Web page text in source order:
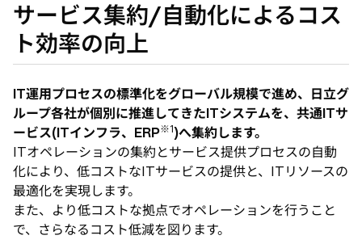
サービス集約/自動化によるコス
ト効率の向上
IT運用プロセスの標準化をグローバル規模で進め、日立グ
ループ各社が個別に推進してきたITシステムを、共通ITサ
ービス(ITインフラ、ERP※1)へ集約します。
ITオペレーションの集約とサービス提供プロセスの自動
化により、低コストなITサービスの提供と、ITリソースの
最適化を実現します。
また、より低コストな拠点でオペレーションを行うこと
で、さらなるコスト低減を図ります。